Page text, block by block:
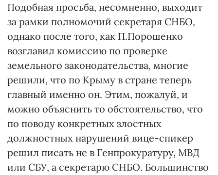
Подобная просьба, несомненно, выходит
за рамки полномочий секретаря СНБО,
однако после того, как П.Порошенко
возглавил комиссию по проверке
земельного законодательства, многие
решили, что по Крыму в стране теперь
главный именно он. Этим, пожалуй, и
можно объяснить то обстоятельство, что
по поводу конкретных злостных
должностных нарушений вице-спикер
решил писать не в Генпрокуратуру, МВД
или СБУ, а секретарю СНБО. Большинство